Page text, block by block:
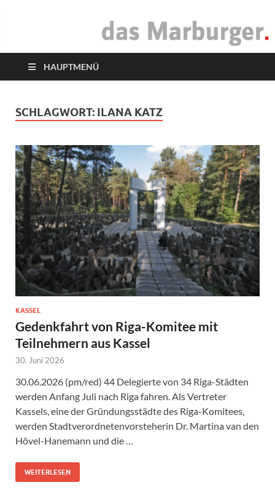
das Marburger.
HAUPTMENÜ
SCHLAGWORT: ILANA KATZ
KASSEL
Gedenkfahrt von Riga-Komitee mit
Teilnehmern aus Kassel
30. Juni 2026
30.06.2026 (pm/red) 44 Delegierte von 34 Riga-Städten
werden Anfang Juli nach Riga fahren. Als Vertreter
Kassels, eine der Gründungsstädte des Riga-Komitees,
werden Stadtverordnetenvorsteherin Dr. Martina van den
Hövel-Hanemann und die …
WEITERLESEN